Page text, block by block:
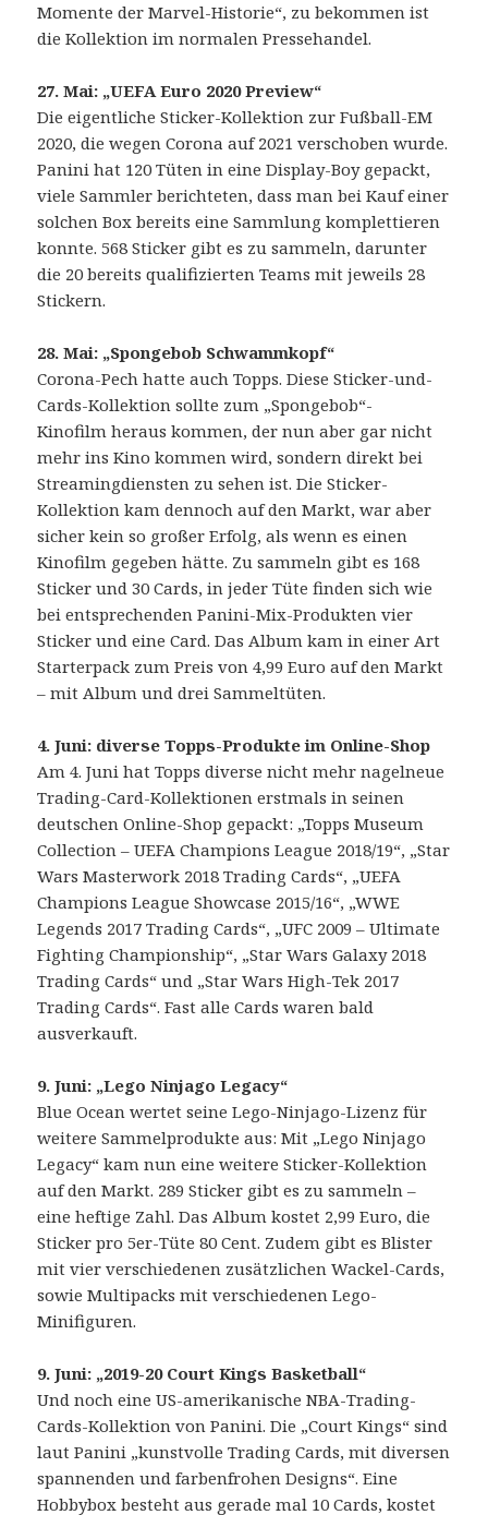
Momente der Marvel-Historie“, zu bekommen ist
die Kollektion im normalen Pressehandel.
27. Mai: „UEFA Euro 2020 Preview“
Die eigentliche Sticker-Kollektion zur Fußball-EM
2020, die wegen Corona auf 2021 verschoben wurde.
Panini hat 120 Tüten in eine Display-Boy gepackt,
viele Sammler berichteten, dass man bei Kauf einer
solchen Box bereits eine Sammlung komplettieren
konnte. 568 Sticker gibt es zu sammeln, darunter
die 20 bereits qualifizierten Teams mit jeweils 28
Stickern.
28. Mai: „Spongebob Schwammkopf“
Corona-Pech hatte auch Topps. Diese Sticker-und-
Cards-Kollektion sollte zum „Spongebob“-
Kinofilm heraus kommen, der nun aber gar nicht
mehr ins Kino kommen wird, sondern direkt bei
Streamingdiensten zu sehen ist. Die Sticker-
Kollektion kam dennoch auf den Markt, war aber
sicher kein so großer Erfolg, als wenn es einen
Kinofilm gegeben hätte. Zu sammeln gibt es 168
Sticker und 30 Cards, in jeder Tüte finden sich wie
bei entsprechenden Panini-Mix-Produkten vier
Sticker und eine Card. Das Album kam in einer Art
Starterpack zum Preis von 4,99 Euro auf den Markt
– mit Album und drei Sammeltüten.
4. Juni: diverse Topps-Produkte im Online-Shop
Am 4. Juni hat Topps diverse nicht mehr nagelneue
Trading-Card-Kollektionen erstmals in seinen
deutschen Online-Shop gepackt: „Topps Museum
Collection – UEFA Champions League 2018/19“, „Star
Wars Masterwork 2018 Trading Cards“, „UEFA
Champions League Showcase 2015/16“, „WWE
Legends 2017 Trading Cards“, „UFC 2009 – Ultimate
Fighting Championship“, „Star Wars Galaxy 2018
Trading Cards“ und „Star Wars High-Tek 2017
Trading Cards“. Fast alle Cards waren bald
ausverkauft.
9. Juni: „Lego Ninjago Legacy“
Blue Ocean wertet seine Lego-Ninjago-Lizenz für
weitere Sammelprodukte aus: Mit „Lego Ninjago
Legacy“ kam nun eine weitere Sticker-Kollektion
auf den Markt. 289 Sticker gibt es zu sammeln –
eine heftige Zahl. Das Album kostet 2,99 Euro, die
Sticker pro 5er-Tüte 80 Cent. Zudem gibt es Blister
mit vier verschiedenen zusätzlichen Wackel-Cards,
sowie Multipacks mit verschiedenen Lego-
Minifiguren.
9. Juni: „2019-20 Court Kings Basketball“
Und noch eine US-amerikanische NBA-Trading-
Cards-Kollektion von Panini. Die „Court Kings“ sind
laut Panini „kunstvolle Trading Cards, mit diversen
spannenden und farbenfrohen Designs“. Eine
Hobbybox besteht aus gerade mal 10 Cards, kostet